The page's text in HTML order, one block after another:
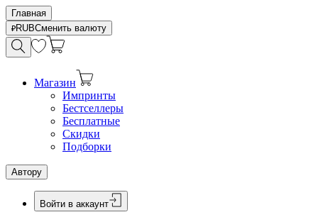
Главная
RUBСменить валюту
Магазин
Импринты
Бестселлеры
Бесплатные
Скидки
Подборки
Автору
Войти в аккаунт